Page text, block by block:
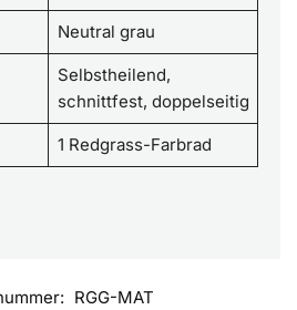
Neutral grau
Selbstheilend,
schnittfest, doppelseitig
1 Redgrass-Farbrad
RGG-MAT